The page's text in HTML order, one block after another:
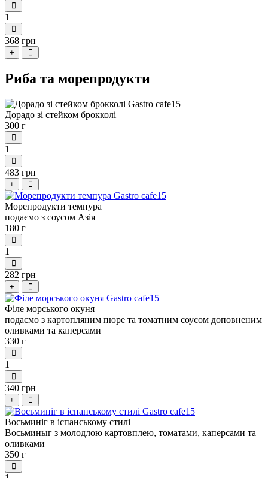
1
368 грн
+
Риба та морепродукти
Дорадо зі стейком брокколі
300 г
1
483 грн
+
Морепродукти темпура
подаємо з соусом Азія
180 г
1
282 грн
+
Філе морського окуня
подаємо з картопляним пюре та томатним соусом доповненим
оливками та каперсами
330 г
1
340 грн
+
Восьминіг в іспанському стилі
Восьминыг з молодлою картовплею, томатами, каперсами та
оливками
350 г